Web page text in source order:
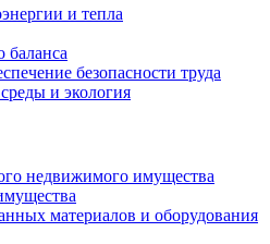
и тепла
баланса
безопасности труда
и экология
недвижимого имущества
материалов и оборудования